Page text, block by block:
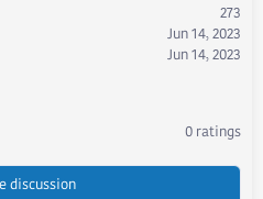
273
Jun 14, 2023
Jun 14, 2023
0 ratings
discussion